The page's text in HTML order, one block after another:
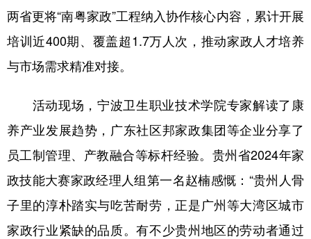
Deutsch Português
两省更将“南粤家政”工程纳入协作核心内容，累计开展
培训近400期、覆盖超1.7万人次，推动家政人才培养
与市场需求精准对接。
活动现场，宁波卫生职业技术学院专家解读了康
养产业发展趋势，广东社区邦家政集团等企业分享了
员工制管理、产教融合等标杆经验。贵州省2024年家
政技能大赛家政经理人组第一名赵楠感慨：“贵州人骨
子里的淳朴踏实与吃苦耐劳，正是广州等大湾区城市
家政行业紧缺的品质。有不少贵州地区的劳动者通过